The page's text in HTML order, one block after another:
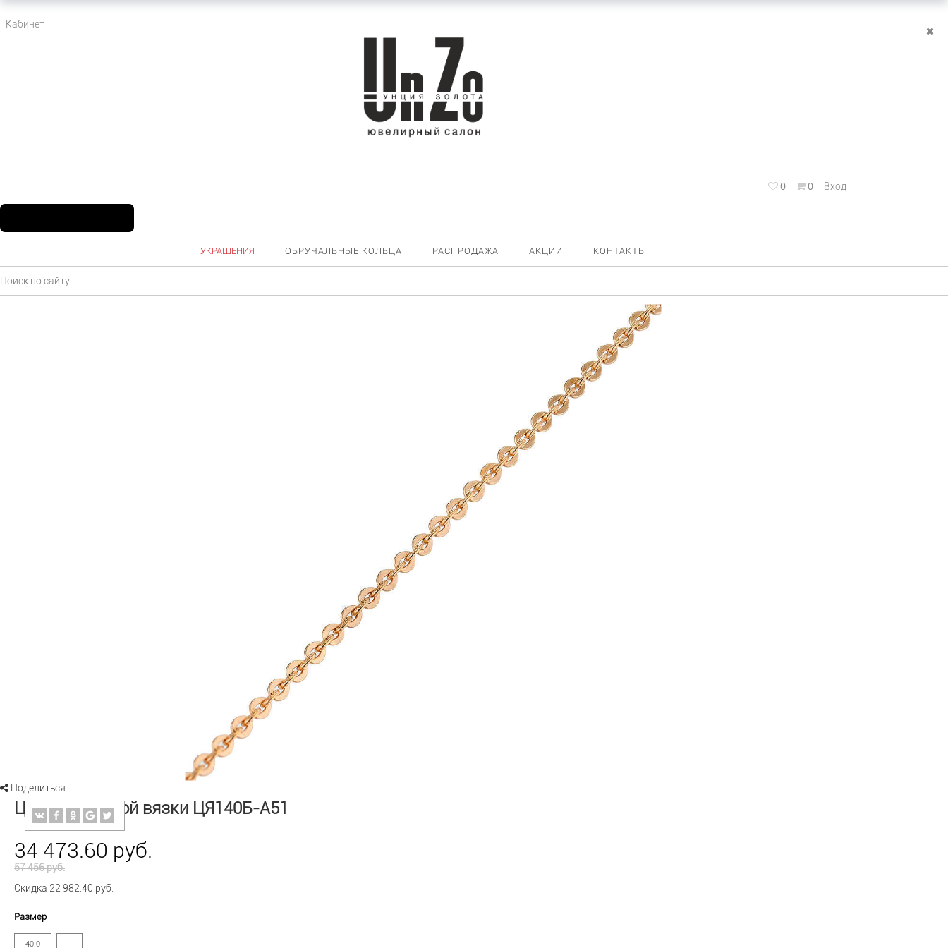
Кабинет
0 0 Вход
УКРАШЕНИЯ ОБРУЧАЛЬНЫЕ КОЛЬЦА РАСПРОДАЖА АКЦИИ КОНТАКТЫ
Главная Каталог
Поделиться
Цепь машинной вязки ЦЯ140Б-А51
34 473.60 руб.
57 456 руб.
Скидка 22 982.40 руб.
Размер
40.0 -